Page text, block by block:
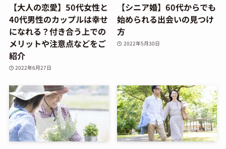
【大人の恋愛】50代女性と
40代男性のカップルは幸せ
になれる？付き合う上での
メリットや注意点などをご
紹介
2022年6月27日
【シニア婚】60代からでも
始められる出会いの見つけ
方
2022年5月30日